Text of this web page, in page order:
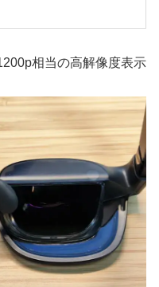
相当の高解像度表示